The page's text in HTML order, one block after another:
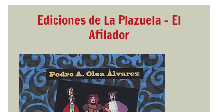
Ediciones de La Plazuela - El
Afilador